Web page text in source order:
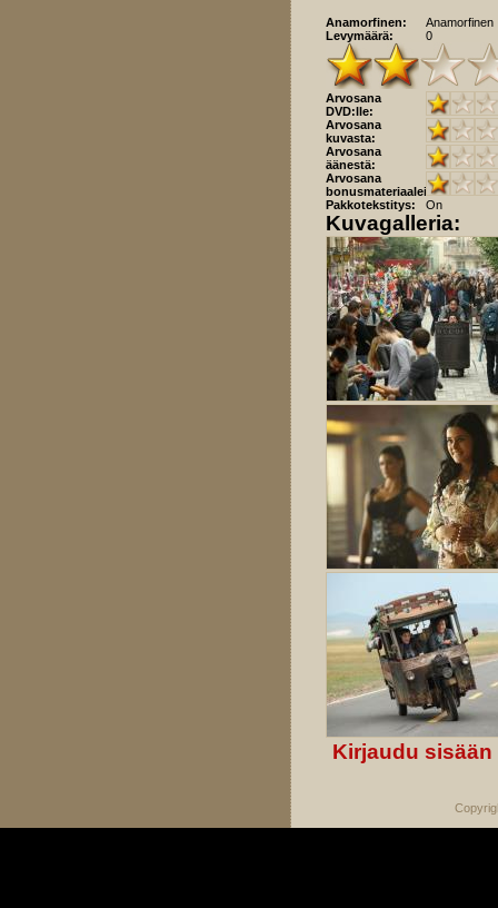
Anamorfinen:
Anamorfinen
Levymäärä:
0
Arvosana
DVD:lle:
Arvosana
kuvasta:
Arvosana
äänestä:
Arvosana
bonusmateriaaleista:
Pakkotekstitys:
On
Kuvagalleria:
Kirjaudu sisään